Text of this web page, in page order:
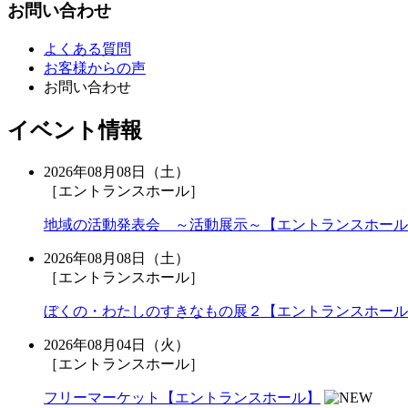
お問い合わせ
よくある質問
お客様からの声
お問い合わせ
イベント情報
2026年08月08日（土）
［エントランスホール］
地域の活動発表会 ～活動展示～【エントランスホー
2026年08月08日（土）
［エントランスホール］
ぼくの・わたしのすきなもの展２【エントランスホー
2026年08月04日（火）
［エントランスホール］
フリーマーケット【エントランスホール】